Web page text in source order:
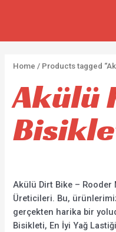
r
u
c
t
r
u
t
r
u
c
t
Home / Products tagged
Akülü
Akülü Dirt Bike – Rooder
Üreticileri. Bu,
gerçekten harika bir
Bisikleti, En İyi Yağ